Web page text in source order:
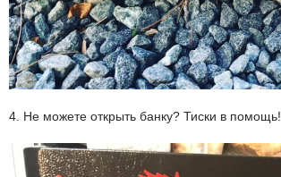
4. Не можете открыть банку? Тиски в помощь!